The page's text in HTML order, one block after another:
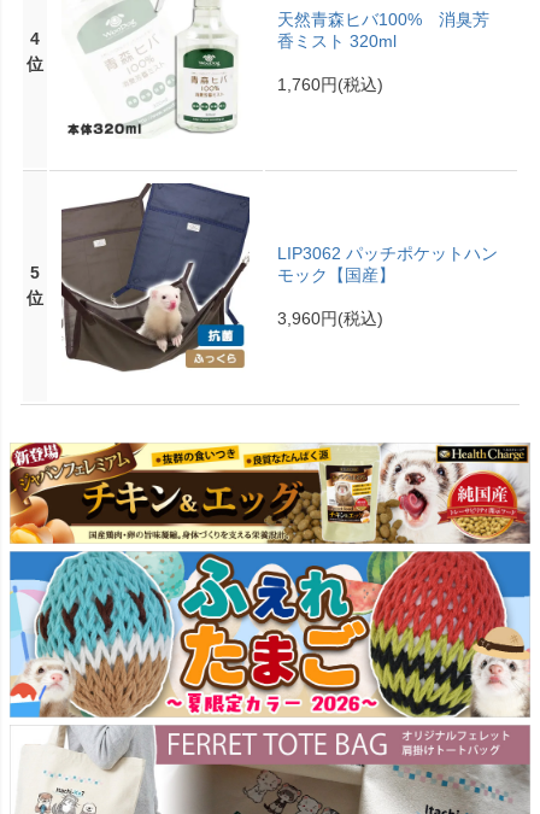
4
位
天然青森ヒバ100% 消臭芳
香ミスト 320ml
1,760円(税込)
5
位
LIP3062 パッチポケットハン
モック【国産】
3,960円(税込)